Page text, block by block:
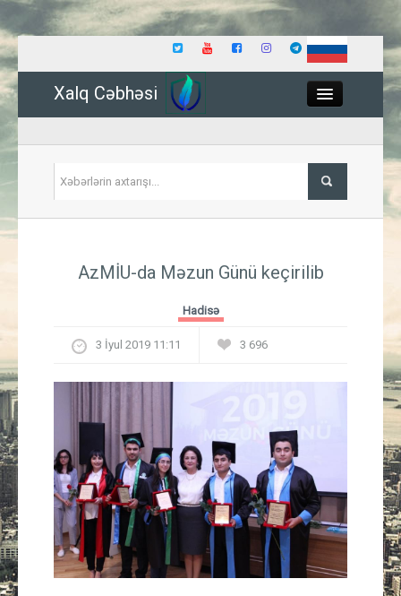
Xalq Cəbhəsi
İqtisadiyyat
Mədəniyyət
Müsahibə
İdman
AzMİU-da Məzun Günü keçirilib
Hadisə
3 İyul 2019 11:11 3 696